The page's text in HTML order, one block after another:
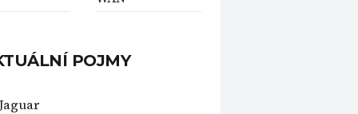
POJMY